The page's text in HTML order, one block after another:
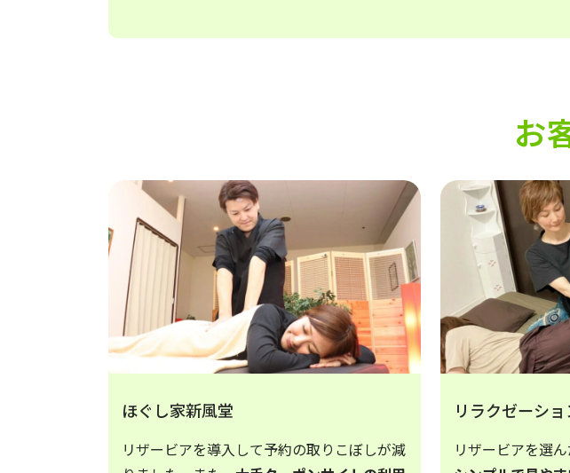
お
ほぐし家新風堂
リザービアを導入して予約の取りこぼしが減
リラクゼーシ
リザービアを選ん